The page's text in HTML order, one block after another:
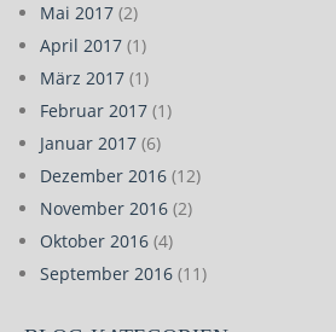
Mai 2017 (2)
April 2017 (1)
März 2017 (1)
Februar 2017 (1)
Januar 2017 (6)
Dezember 2016 (12)
November 2016 (2)
Oktober 2016 (4)
September 2016 (11)